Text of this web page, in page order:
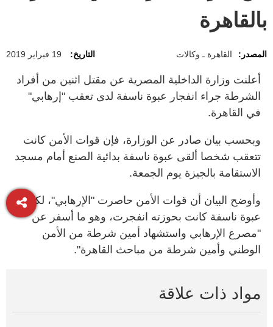
بالقاهرة
المصدر: القاهرة ـ وكالات التاريخ: 19 فبراير 2019
أعلنت وزارة الداخلية المصرية عن مقتل اثنين من أفراد
الشرطة جراء انفجار عبوة ناسفة لدى تعقب "إرهابي"
في القاهرة.
وبحسب بيان صادر عن الوزارة، فإن قوات الأمن كانت
تتعقب شخصا ألقى عبوة ناسفة بدائية الصنع أمام مسجد
الاستقامة بالجيزة يوم الجمعة.
وأوضح البيان أن قوات الأمن حاصرت "الإرهابي"، لكن
عبوة ناسفة كانت بحوزته انفجرت، وهو ما أسفر عن
"مصرع الإرهابي واستشهاد أمين شرطة من الأمن
الوطني وأمين شرطة من مباحث القاهرة".
مواد ذات علاقة